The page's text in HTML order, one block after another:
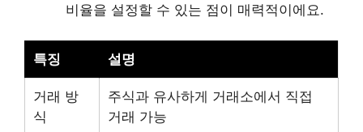
비율을 설정할 수 있는 점이 매력적이에요.
특징 설명
거래 방
식
주식과 유사하게 거래소에서 직접
거래 가능